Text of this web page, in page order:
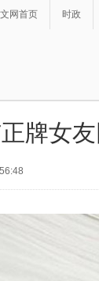
网首页 时政
牌女